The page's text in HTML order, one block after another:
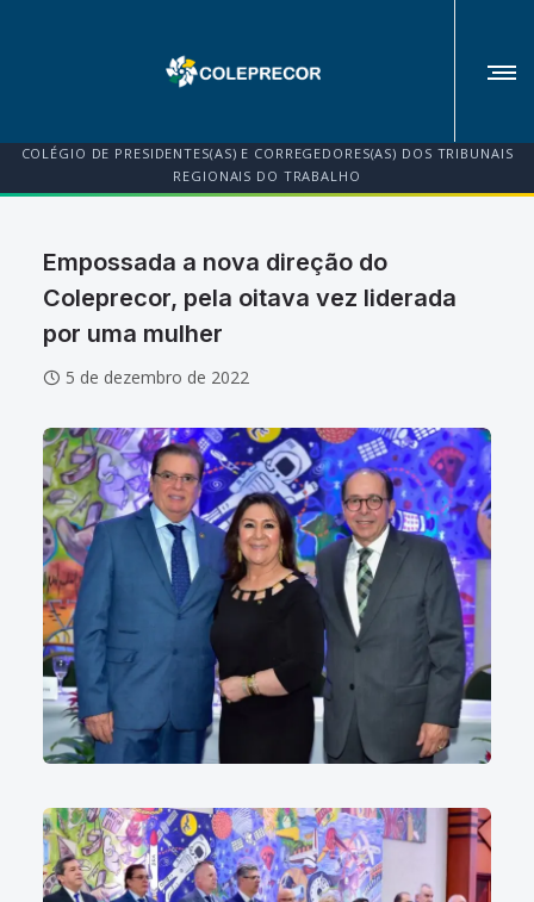
COLÉGIO DE PRESIDENTES(AS) E CORREGEDORES(AS) DOS TRIBUNAIS
REGIONAIS DO TRABALHO
Empossada a nova direção do
Coleprecor, pela oitava vez liderada
por uma mulher
5 de dezembro de 2022